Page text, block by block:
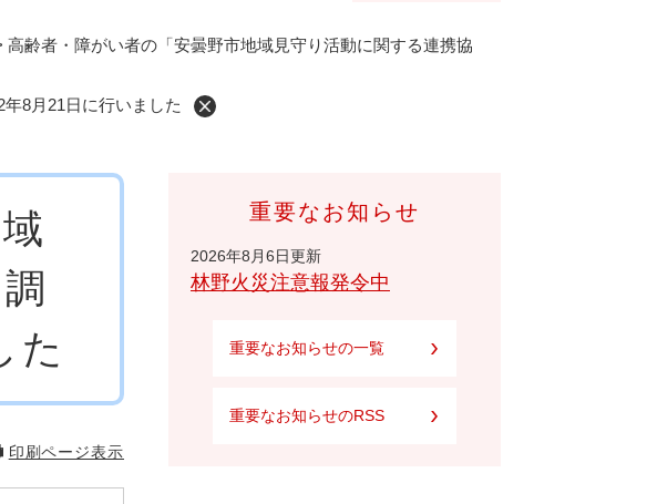
高齢者・障がい者の「安曇野市地域見守り活動に関する連携協
8月21日に行いました
た
印刷ページ表示
重要なお知らせ
2026年8月6日更新
林野火災注意報発令中
重要なお知らせの一覧
重要なお知らせのRSS